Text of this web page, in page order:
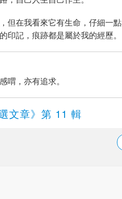
但在我看來它有生命，仔細一
記，痕跡都是屬於我的經歷。
喟，亦有追求。
文章》 第 11 輯